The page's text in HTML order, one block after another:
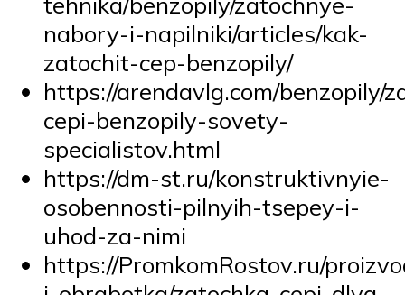
nabory-i-napilniki/articles/kak-
zatochit-cep-benzopily/
https://arendavlg.com/benzopily/
cepi-benzopily-sovety-
specialistov.html
https://dm-st.ru/konstruktivnyie-
osobennosti-pilnyih-tsepey-i-
uhod-za-nimi
https://PromkomRostov.ru/